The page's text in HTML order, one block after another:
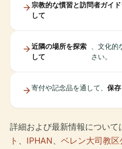
宗教的な慣習と訪問者ガイ
して
近隣の場所を探索
して
、文化
さい。
寄付や記念品を通して、 保
詳細および最新情報について
ト 、 IPHAN、 ベレン大司教区